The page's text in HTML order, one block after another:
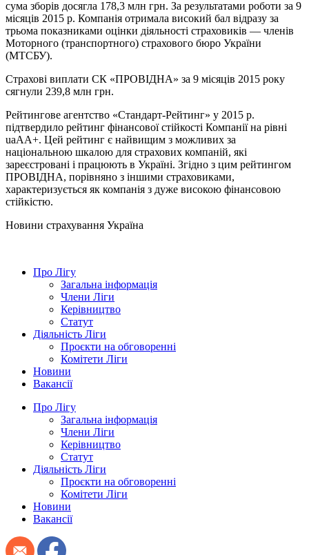
сума зборів досягла 178,3 млн грн. За результатами роботи за 9
місяців 2015 р. Компанія отримала високий бал відразу за
трьома показниками оцінки діяльності страховиків — членів
Моторного (транспортного) страхового бюро України
(МТСБУ).
Страхові виплати СК «ПРОВІДНА» за 9 місяців 2015 року
сягнули 239,8 млн грн.
Рейтингове агентство «Стандарт-Рейтинг» у 2015 р.
підтвердило рейтинг фінансової стійкості Компанії на рівні
uaАА+. Цей рейтинг є найвищим з можливих за
національною шкалою для страхових компаній, які
зареєстровані і працюють в Україні. Згідно з цим рейтингом
ПРОВІДНА, порівняно з іншими страховиками,
характеризується як компанія з дуже високою фінансовою
стійкістю.
Новини страхування Україна
Про Лігу
Загальна інформація
Члени Ліги
Керівництво
Статут
Діяльність Ліги
Проєкти на обговоренні
Комітети Ліги
Новини
Вакансії
Про Лігу
Загальна інформація
Члени Ліги
Керівництво
Статут
Діяльність Ліги
Проєкти на обговоренні
Комітети Ліги
Новини
Вакансії